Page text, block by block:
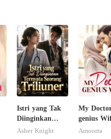
Istri yang Tak
Diinginkan
Ternyata
Asher Knight
My
genius
Amoorra